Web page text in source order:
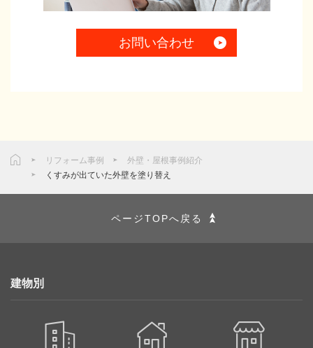
お問い合わせ
リフォーム事例
外壁・屋根事例紹介
くすみが出ていた外壁を塗り替え
ページTOPへ戻る
建物別